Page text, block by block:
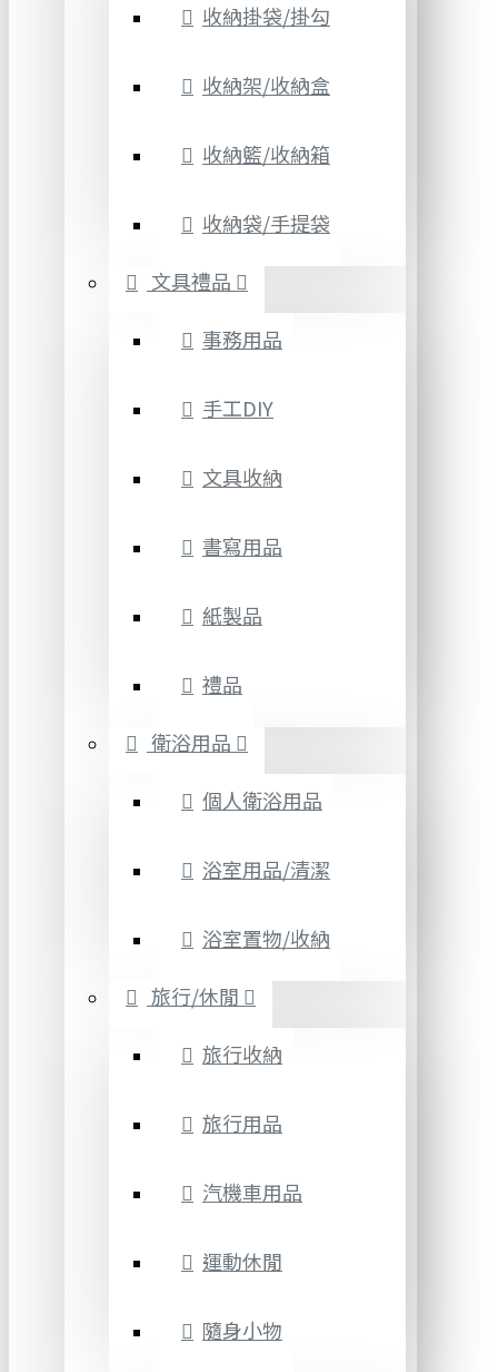
收納掛袋/掛勾
收納架/收納盒
收納籃/收納箱
收納袋/手提袋
文具禮品
事務用品
手工DIY
文具收納
書寫用品
紙製品
禮品
衛浴用品
個人衛浴用品
浴室用品/清潔
浴室置物/收納
旅行/休閒
旅行收納
旅行用品
汽機車用品
運動休閒
隨身小物